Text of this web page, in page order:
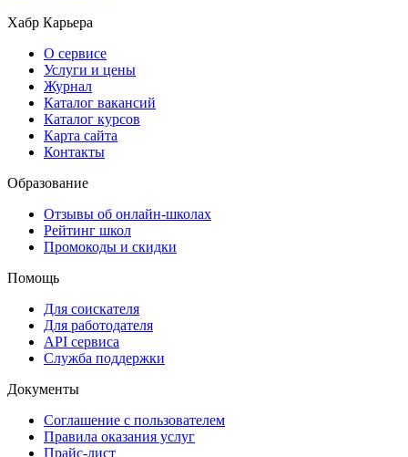
Хабр Карьера
О сервисе
Услуги и цены
Журнал
Каталог вакансий
Каталог курсов
Карта сайта
Контакты
Образование
Отзывы об онлайн-школах
Рейтинг школ
Промокоды и скидки
Помощь
Для соискателя
Для работодателя
API сервиса
Служба поддержки
Документы
Соглашение с пользователем
Правила оказания услуг
Прайс-лист